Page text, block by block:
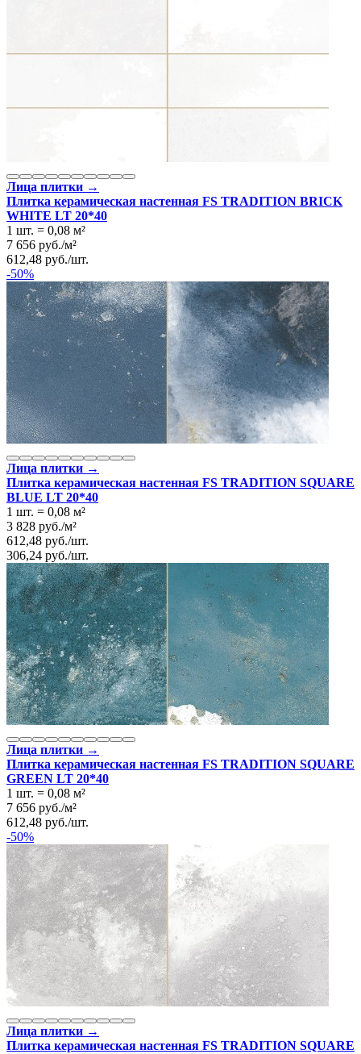
Лица плитки →
Плитка керамическая настенная FS TRADITION BRICK
WHITE LT 20*40
1 шт. = 0,08 м²
7 656 руб./м²
612,48 руб./шт.
-50%
Лица плитки →
Плитка керамическая настенная FS TRADITION SQUARE
BLUE LT 20*40
1 шт. = 0,08 м²
3 828 руб./м²
612,48 руб./шт.
306,24 руб./шт.
Лица плитки →
Плитка керамическая настенная FS TRADITION SQUARE
GREEN LT 20*40
1 шт. = 0,08 м²
7 656 руб./м²
612,48 руб./шт.
-50%
Лица плитки →
Плитка керамическая настенная FS TRADITION SQUARE